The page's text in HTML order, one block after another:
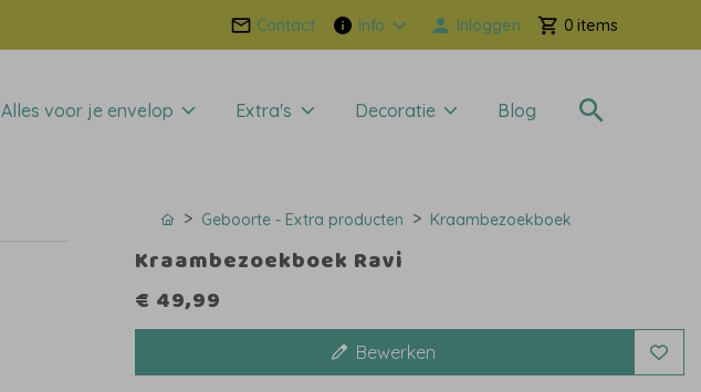
Contact Info Inloggen 0
Alles voor je envelop Extra's Decoratie Blog
Geboorte - Extra producten Kraambezoekboek
Kraambezoekboek Ravi
€ 49,99
Bewerken